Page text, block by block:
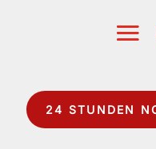
24 STUNDEN